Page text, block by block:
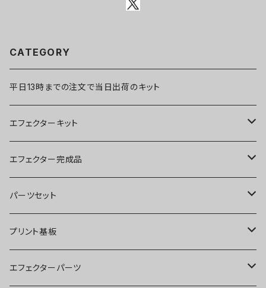
CATEGORY
平日13時までの注文で当日出荷のキット
エフェクターキット
ブースター
オーバードライブ
ディストーション
ファズ
エフェクター完成品
ブースター
オーバードライブ
ディストーション
パーツセット
ブースター
オーバードライブ
プリント基板
オーバードライブ
エフェクターパーツ